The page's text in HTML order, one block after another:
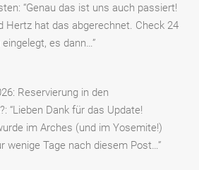
: “Genau das ist uns auch passiert!
Hertz hat das abgerechnet. Check 24
es dann…”
Reservierung in den
: “Lieben Dank für das Update!
im Arches (und im Yosemite!)
wenige Tage nach diesem Post…”